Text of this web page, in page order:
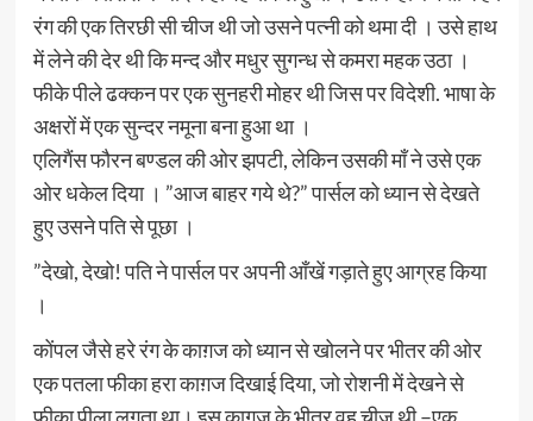
रंग की एक तिरछी सी चीज थी जो उसने पत्नी को थमा दी । उसे हाथ
में लेने की देर थी कि मन्द और मधुर सुगन्ध से कमरा महक उठा ।
फीके पीले ढक्कन पर एक सुनहरी मोहर थी जिस पर विदेशी. भाषा के
अक्षरों में एक सुन्दर नमूना बना हुआ था ।
एलिगैंस फौरन बण्डल की ओर झपटी, लेकिन उसकी माँ ने उसे एक
ओर धकेल दिया । ”आज बाहर गये थे?” पार्सल को ध्यान से देखते
हुए उसने पति से पूछा ।
”देखो, देखो! पति ने पार्सल पर अपनी आँखें गड़ाते हुए आग्रह किया
।
कोंपल जैसे हरे रंग के काग़ज को ध्यान से खोलने पर भीतर की ओर
एक पतला फीका हरा काग़ज दिखाई दिया, जो रोशनी में देखने से